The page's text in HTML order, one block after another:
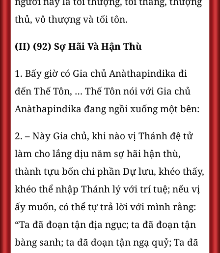
thủ, vô thượng và tối tôn.
(II) (92) Sợ Hãi Và Hận Thù
1. Bấy giờ có Gia chủ Anàthapindika đi
đến Thế Tôn, … Thế Tôn nói với Gia chủ
Anàthapindika đang ngồi xuống một bên:
2. – Này Gia chủ, khi nào vị Thánh đệ tử
làm cho lắng dịu năm sợ hãi hận thù,
thành tựu bốn chi phần Dự lưu, khéo thấy,
khéo thể nhập Thánh lý với trí tuệ; nếu vị
ấy muốn, có thể tự trả lời với mình rằng:
“Ta đã đoạn tận địa ngục; ta đã đoạn tận
bàng sanh; ta đã đoạn tận ngạ quỷ; Ta đã